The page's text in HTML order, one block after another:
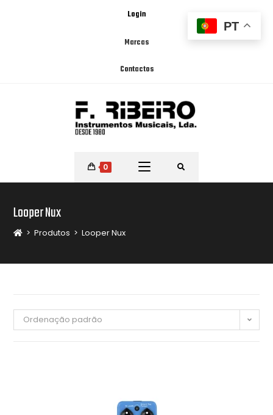
Login
Marcas
Contactos
0
Looper Nux
> Produtos > Looper Nux
Ordenação padrão
PT